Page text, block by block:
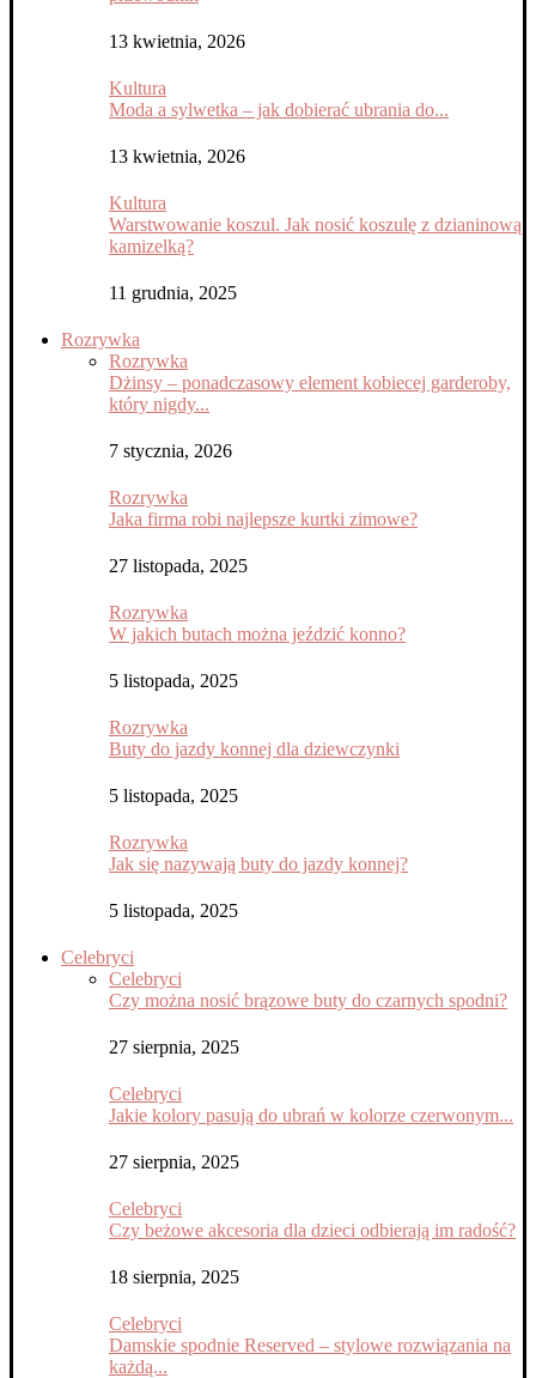
13 kwietnia, 2026
Kultura
Moda a sylwetka – jak dobierać ubrania do...
13 kwietnia, 2026
Kultura
Warstwowanie koszul. Jak nosić koszulę z dzianinową
kamizelką?
11 grudnia, 2025
Rozrywka
Rozrywka
Dżinsy – ponadczasowy element kobiecej garderoby,
który nigdy...
7 stycznia, 2026
Rozrywka
Jaka firma robi najlepsze kurtki zimowe?
27 listopada, 2025
Rozrywka
W jakich butach można jeździć konno?
5 listopada, 2025
Rozrywka
Buty do jazdy konnej dla dziewczynki
5 listopada, 2025
Rozrywka
Jak się nazywają buty do jazdy konnej?
5 listopada, 2025
Celebryci
Celebryci
Czy można nosić brązowe buty do czarnych spodni?
27 sierpnia, 2025
Celebryci
Jakie kolory pasują do ubrań w kolorze czerwonym...
27 sierpnia, 2025
Celebryci
Czy beżowe akcesoria dla dzieci odbierają im radość?
18 sierpnia, 2025
Celebryci
Damskie spodnie Reserved – stylowe rozwiązania na
każdą...